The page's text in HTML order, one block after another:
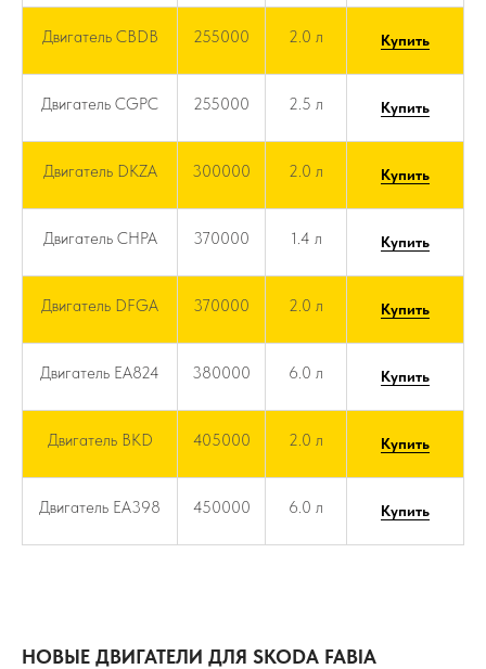
Двигатель CBDB 255000 2.0 л Купить
Двигатель CGPC 255000 2.5 л Купить
Двигатель DKZA 300000 2.0 л Купить
Двигатель CHPA 370000 1.4 л Купить
Двигатель DFGA 370000 2.0 л Купить
Двигатель EA824 380000 6.0 л Купить
Двигатель BKD 405000 2.0 л Купить
Двигатель EA398 450000 6.0 л Купить
НОВЫЕ ДВИГАТЕЛИ ДЛЯ SKODA FABIA